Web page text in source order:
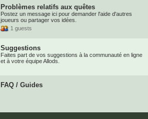
Problèmes relatifs aux quêtes
Postez un message ici pour demander l'aide d'autres
joueurs ou partager vos idées.
1 guests
Suggestions
Faites part de vos suggestions à la communauté en ligne
et à votre équipe Allods.
FAQ / Guides